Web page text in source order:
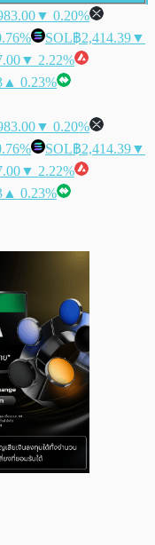
▼ 0.20%
SOL฿2,414.39▼
▼ 2.22%
▲ 0.23%
▼ 0.20%
SOL฿2,414.39▼
▼ 2.22%
▲ 0.23%